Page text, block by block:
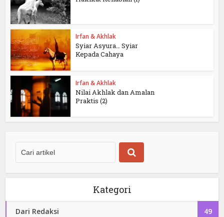
Irfan & Akhlak
Syiar Asyura… Syiar
Kepada Cahaya
Irfan & Akhlak
Nilai Akhlak dan Amalan
Praktis (2)
Kategori
Dari Redaksi 49